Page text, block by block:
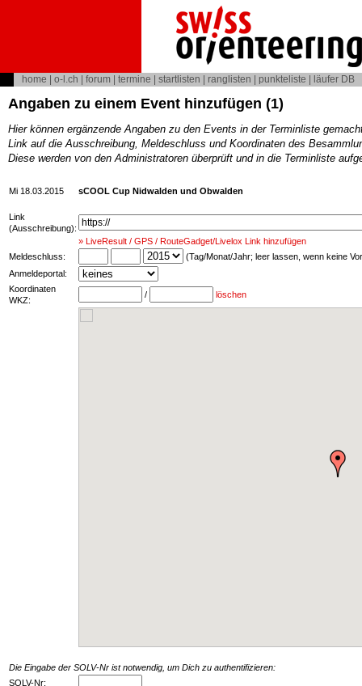
home o-l.ch forum termine startlisten ranglisten punkteliste läufer DB
Angaben zu einem Event hinzufügen (1)
Hier können ergänzende Angaben zu den Events in der Terminliste
Link auf die Ausschreibung, Meldeschluss und Koordinaten des
Diese werden von den Administratoren überprüft und in die Terminliste
Mi 18.03.2015 sCOOL Cup Nidwalden und Obwalden
Link
(Ausschreibung):
» LiveResult / GPS / RouteGadget/Livelox Link hinzufügen
Meldeschluss:
(Tag/Monat/Jahr; leer lassen, wenn keine
Anmeldeportal:
Koordinaten
WKZ:
/ löschen
Die Eingabe der SOLV-Nr ist notwendig, um Dich zu authentifizieren:
SOLV-Nr: